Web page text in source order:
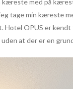
med på
tage min kæreste
OPUS er
at der er en